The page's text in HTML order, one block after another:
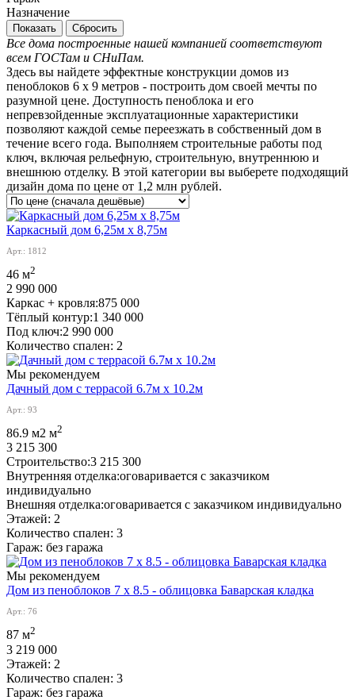
Назначение
Сбросить
Все дома построенные нашей компанией соответствуют
всем ГОСТам и СНиПам.
Здесь вы найдете эффектные конструкции домов из
пеноблоков 6 х 9 метров - построить дом своей мечты по
разумной цене. Доступность пеноблока и его
непревзойденные эксплуатационные характеристики
позволяют каждой семье переезжать в собственный дом в
течение всего года. Выполняем строительные работы под
ключ, включая рельефную, строительную, внутреннюю и
внешнюю отделку. В этой категории вы выберете подходящий
дизайн дома по цене от 1,2 млн рублей.
Каркасный дом 6,25м х 8,75м
Арт.: 1812
46 м2
2 990 000
Каркас + кровля:875 000
Тёплый контур:1 340 000
Под ключ:2 990 000
Количество спален: 2
Мы рекомендуем
Дачный дом с террасой 6.7м х 10.2м
Арт.: 93
86.9 м2 м2
3 215 300
Строительство:3 215 300
Внутренняя отделка:оговаривается с заказчиком
индивидуально
Внешняя отделка:оговаривается с заказчиком индивидуально
Этажей: 2
Количество спален: 3
Гараж: без гаража
Мы рекомендуем
Дом из пеноблоков 7 х 8.5 - облицовка Баварская кладка
Арт.: 76
87 м2
3 219 000
Этажей: 2
Количество спален: 3
Гараж: без гаража